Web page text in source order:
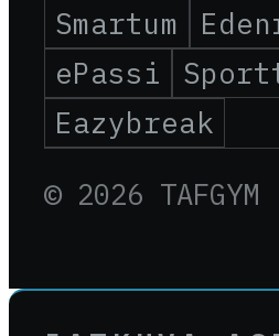
Smartum
ePassi
Eazybreak
© 2026 TAFGYM